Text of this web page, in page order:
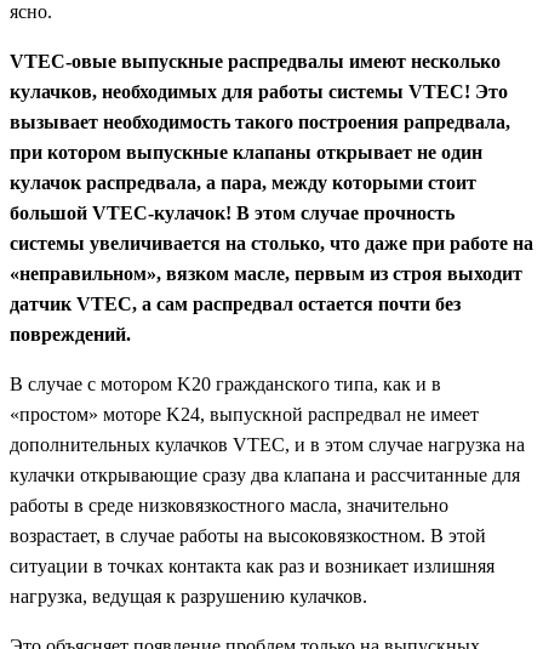
ясно.
VTEC-овые выпускные распредвалы имеют несколько
кулачков, необходимых для работы системы VTEC! Это
вызывает необходимость такого построения рапредвала,
при котором выпускные клапаны открывает не один
кулачок распредвала, а пара, между которыми стоит
большой VTEC-кулачок! В этом случае прочность
системы увеличивается на столько, что даже при работе на
«неправильном», вязком масле, первым из строя выходит
датчик VTEC, а сам распредвал остается почти без
повреждений.
В случае с мотором K20 гражданского типа, как и в
«простом» моторе K24, выпускной распредвал не имеет
дополнительных кулачков VTEC, и в этом случае нагрузка на
кулачки открывающие сразу два клапана и рассчитанные для
работы в среде низковязкостного масла, значительно
возрастает, в случае работы на высоковязкостном. В этой
ситуации в точках контакта как раз и возникает излишняя
нагрузка, ведущая к разрушению кулачков.